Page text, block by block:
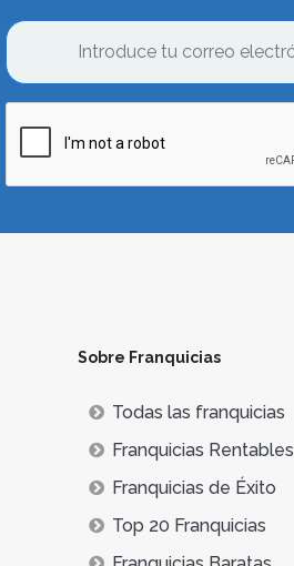
Sobre Franquicias
Todas las franquicias
Franquicias Rentables
Franquicias de Éxito
Top 20 Franquicias